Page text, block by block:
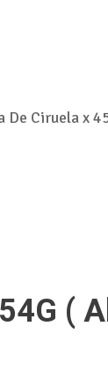
De Ciruela x
(